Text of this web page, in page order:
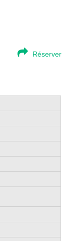
Réserver